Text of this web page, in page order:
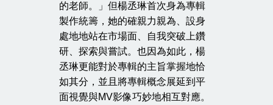
的老師。」但楊丞琳首次身為專輯
製作統籌，她的確親力親為、設身
處地地站在市場面、自我突破上鑽
研、探索與嘗試。也因為如此，楊
丞琳更能對於專輯的主旨掌握地恰
如其分，並且將專輯概念展延到平
面視覺與MV影像巧妙地相互對應。